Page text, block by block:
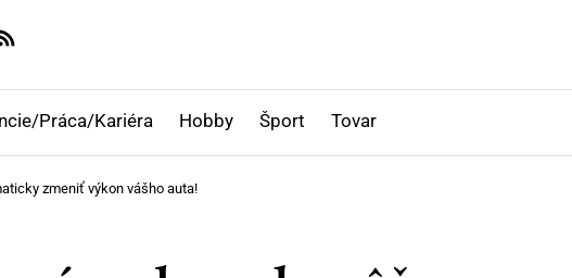
Práca/Kariéra Hobby Šport Tovar
zmeniť výkon vášho auta!